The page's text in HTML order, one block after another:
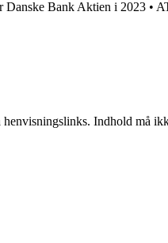
Danske Bank Aktien i 2023 •
Indhold må